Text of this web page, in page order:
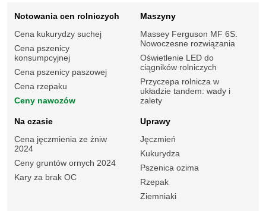
Notowania cen rolniczych
Cena kukurydzy suchej
Cena pszenicy
konsumpcyjnej
Cena pszenicy paszowej
Cena rzepaku
Ceny nawozów
Maszyny
Massey Ferguson MF 6S.
Nowoczesne rozwiązania
Oświetlenie LED do
ciągników rolniczych
Przyczepa rolnicza w
układzie tandem: wady i
zalety
Na czasie
Cena jęczmienia ze żniw
2024
Ceny gruntów ornych 2024
Kary za brak OC
Uprawy
Jęczmień
Kukurydza
Pszenica ozima
Rzepak
Ziemniaki